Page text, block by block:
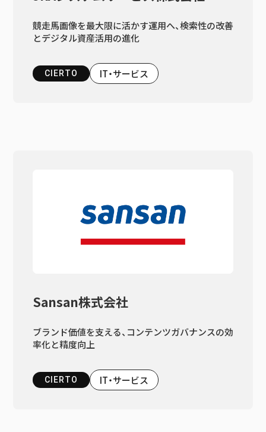
競走馬画像を最大限に活かす運用へ、検索性の改善
とデジタル資産活用の進化
CIERTO IT・サービス
Sansan株式会社
ブランド価値を支える、コンテンツガバナンスの効
率化と精度向上
CIERTO IT・サービス